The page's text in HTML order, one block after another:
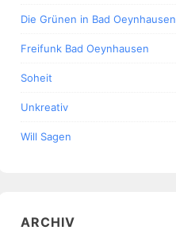
Die Grünen in Bad Oeynhausen
Freifunk Bad Oeynhausen
Soheit
Unkreativ
Will Sagen
ARCHIV